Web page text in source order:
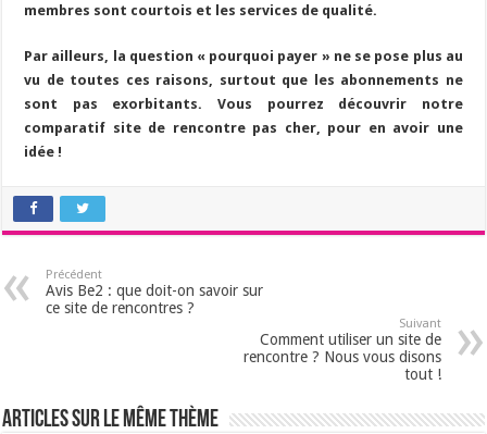
membres sont courtois et les services de qualité.
Par ailleurs, la question « pourquoi payer » ne se pose plus au
vu de toutes ces raisons, surtout que les abonnements ne
sont pas exorbitants. Vous pourrez découvrir notre
comparatif site de rencontre pas cher, pour en avoir une
idée !
Précédent
Avis Be2 : que doit-on savoir sur
ce site de rencontres ?
Suivant
Comment utiliser un site de
rencontre ? Nous vous disons
tout !
Articles sur le même thème